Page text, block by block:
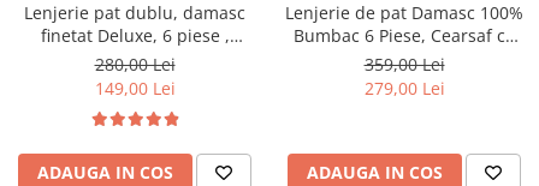
Lenjerie pat dublu, damasc
finetat Deluxe, 6 piese ,
Albastru
280,00 Lei
149,00 Lei
ADAUGA IN COS
Lenjerie de pat Damasc 100%
Bumbac 6 Piese, Cearsaf cu
Elastic, Bej
359,00 Lei
279,00 Lei
ADAUGA IN COS